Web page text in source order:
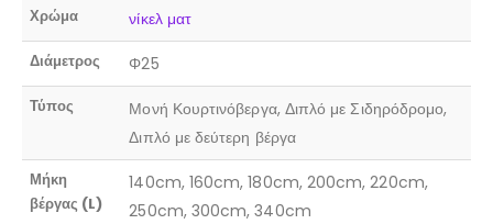
Χρώμα νίκελ ματ
Διάμετρος Φ25
Τύπος
Μονή Κουρτινόβεργα, Διπλό με Σιδηρόδρομο,
Διπλό με δεύτερη βέργα
Μήκη
βέργας (L)
140cm, 160cm, 180cm, 200cm, 220cm,
250cm, 300cm, 340cm